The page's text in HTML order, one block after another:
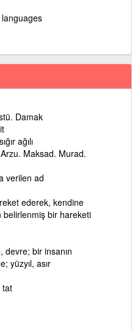
Damak
ağılı
Maksad. Murad.
verilen ad
ederek, kendine
belirlenmiş bir hareketi
devre; bir insanın
yüzyıl, asır
tat